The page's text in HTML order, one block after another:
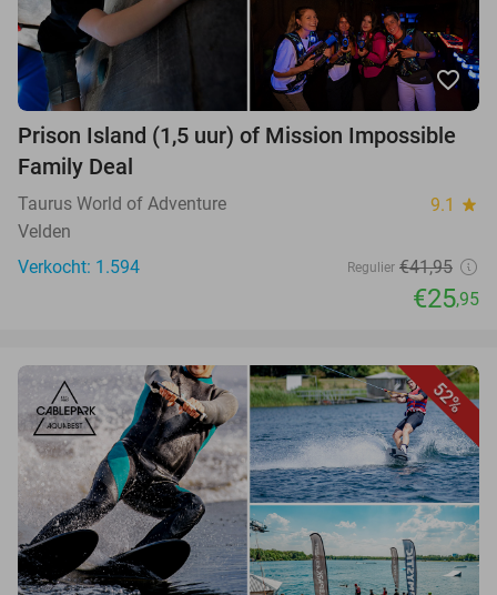
favorite_border
Prison Island (1,5 uur) of Mission Impossible
Family Deal
Taurus World of Adventure 9.1 star
Velden
Verkocht: 1.594
Regulier €41,95
€25,95
52%